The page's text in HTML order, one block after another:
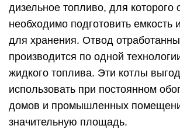
дизельное топливо, для которого
необходимо подготовить
для хранения. Отвод
производится по одной
жидкого топлива. Эти котлы
использовать при постоянном
домов и промышленных
значительную площадь.